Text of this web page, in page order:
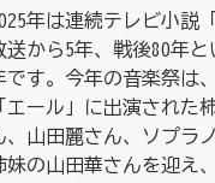
年は連続テレビ小説
送から5年、戦後80年と
です。今年の音楽祭は
エール」に出演された
、山田麗さん、ソプラ
妹の山田華さんを迎え